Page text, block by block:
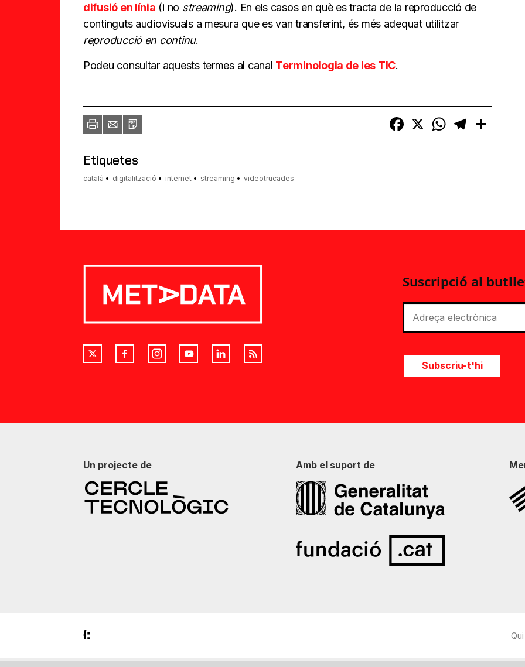
difusió en línia (i no streaming). En els casos en què es tracta de la reproducció de
continguts audiovisuals a mesura que es van transferint, és més adequat utilitzar
reproducció en continu.
Podeu consultar aquests termes al canal Terminologia de les TIC.
ImprimirEnvia
un
PDF Facebook
X WhatsAppTelegram
Etiquetes
català digitalització internet streaming videotrucades
Suscripció al
Subscriu-t'hi
Un projecte de Amb el suport de